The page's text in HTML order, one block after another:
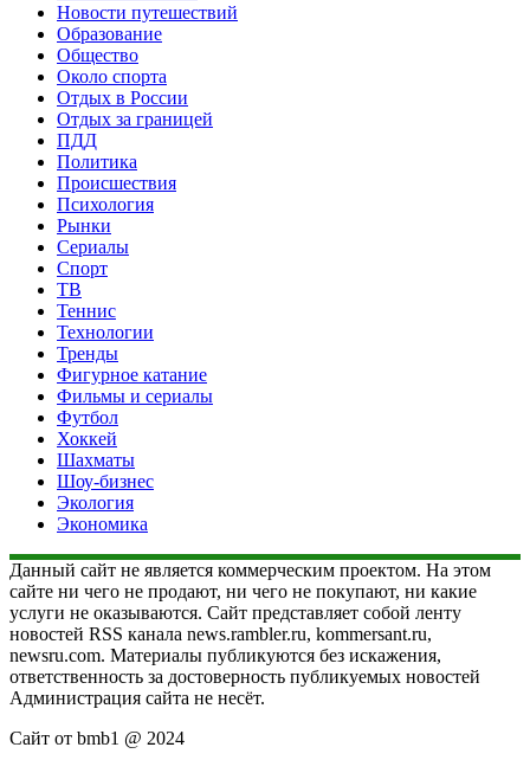
Новости путешествий
Образование
Общество
Около спорта
Отдых в России
Отдых за границей
ПДД
Политика
Происшествия
Психология
Рынки
Сериалы
Спорт
ТВ
Теннис
Технологии
Тренды
Фигурное катание
Фильмы и сериалы
Футбол
Хоккей
Шахматы
Шоу-бизнес
Экология
Экономика
Данный сайт не является коммерческим проектом. На этом
сайте ни чего не продают, ни чего не покупают, ни какие
услуги не оказываются. Сайт представляет собой ленту
новостей RSS канала news.rambler.ru, kommersant.ru,
newsru.com. Материалы публикуются без искажения,
ответственность за достоверность публикуемых новостей
Администрация сайта не несёт.
Сайт от bmb1 @ 2024